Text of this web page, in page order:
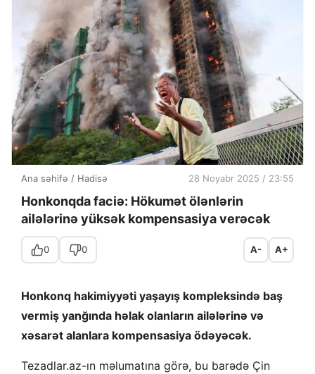
Ana səhifə / Hadisə 28 Noyabr 2025 / 23:55
Honkonqda faciə: Hökumət ölənlərin
ailələrinə yüksək kompensasiya verəcək
0 0 A- A+
Honkonq hakimiyyəti yaşayış kompleksində baş
vermiş yanğında həlak olanların ailələrinə və
xəsarət alanlara kompensasiya ödəyəcək.
Tezadlar.az-ın məlumatına görə, bu barədə Çin